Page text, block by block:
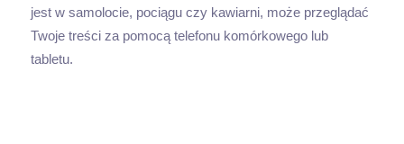
jest w samolocie, pociągu czy kawiarni, może przeglądać
Twoje treści za pomocą telefonu komórkowego lub
tabletu.